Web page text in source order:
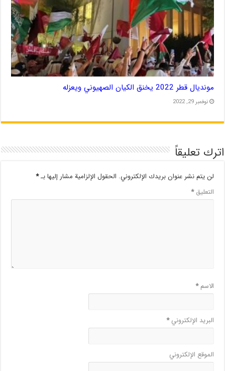
مونديال قطر 2022 يخنق الكيان الصهيوني ويعزله
نوفمبر 29, 2022
اترك تعليقاً
لن يتم نشر عنوان بريدك الإلكتروني. الحقول الإلزامية مشار إليها بـ*
التعليق*
الاسم*
البريد الإلكتروني*
الموقع الإلكتروني